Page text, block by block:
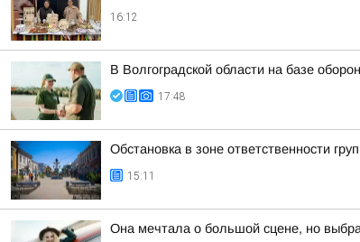
16:12
В Волгоградской области на базе
17:48
Обстановка в зоне ответственности
15:11
Она мечтала о большой сцене, но